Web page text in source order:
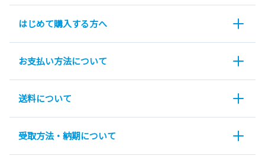
はじめて購入する方へ
お支払い方法について
送料について
受取方法・納期について